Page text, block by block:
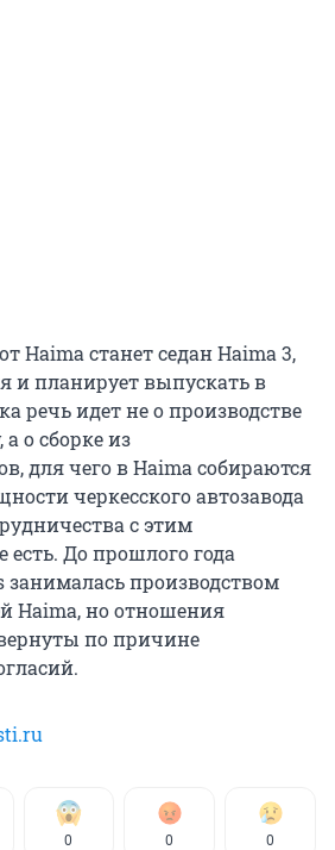
Haima станет седан Haima 3,
и планирует выпускать в
речь идет не о производстве
о сборке из
для чего в Haima собираются
черкесского автозавода
с этим
До прошлого года
производством
Haima, но отношения
по причине
0 0 0